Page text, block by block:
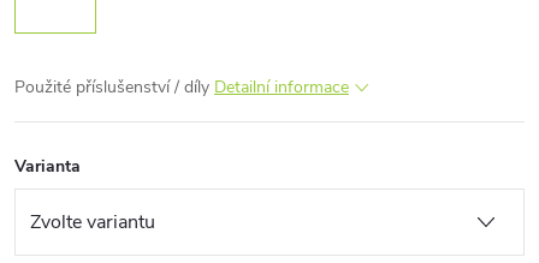
Použité příslušenství / díly Detailní informace
Varianta